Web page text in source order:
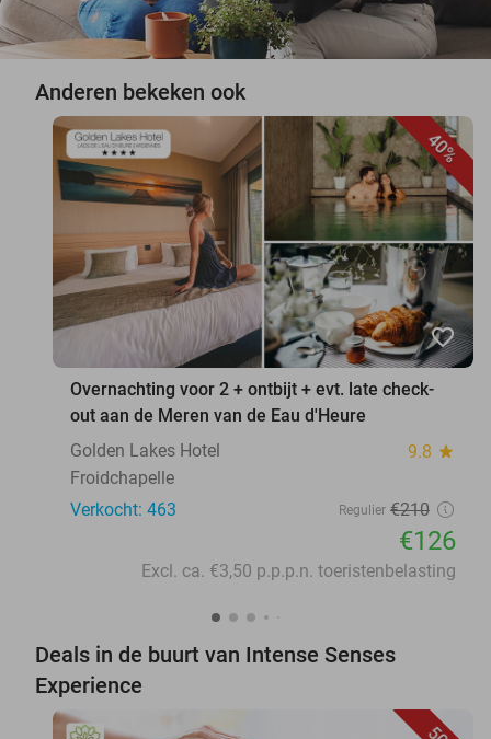
Anderen bekeken ook
40%
favorite_border
Overnachting voor 2 + ontbijt + evt. late check-
out aan de Meren van de Eau d'Heure
Golden Lakes Hotel
9.8 star
Froidchapelle
Verkocht: 463
Regulier €210
€126
Excl. ca. €3,50 p.p.p.n. toeristenbelasting
Deals in de buurt van Intense Senses
Experience